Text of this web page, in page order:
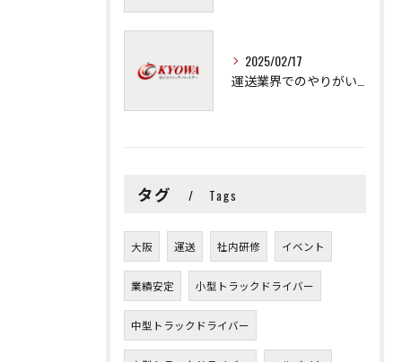
2025/02/17
タグ Tags
大阪 運送 社内研修 イベント
業績安定 小型トラックドライバー
中型トラックドライバー